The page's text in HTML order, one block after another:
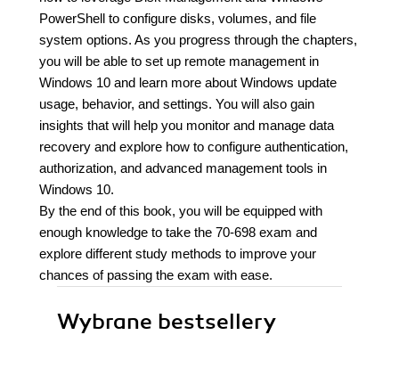
PowerShell to configure disks, volumes, and file
system options. As you progress through the chapters,
you will be able to set up remote management in
Windows 10 and learn more about Windows update
usage, behavior, and settings. You will also gain
insights that will help you monitor and manage data
recovery and explore how to configure authentication,
authorization, and advanced management tools in
Windows 10.
By the end of this book, you will be equipped with
enough knowledge to take the 70-698 exam and
explore different study methods to improve your
chances of passing the exam with ease.
Wybrane bestsellery